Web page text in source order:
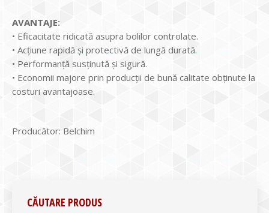
AVANTAJE:
• Eficacitate ridicată asupra bolilor controlate.
• Acțiune rapidă și protectivă de lungă durată.
• Performanță susținută și sigură.
• Economii majore prin producții de bună calitate obținute la
costuri avantajoase.
Producător: Belchim
CĂUTARE PRODUS